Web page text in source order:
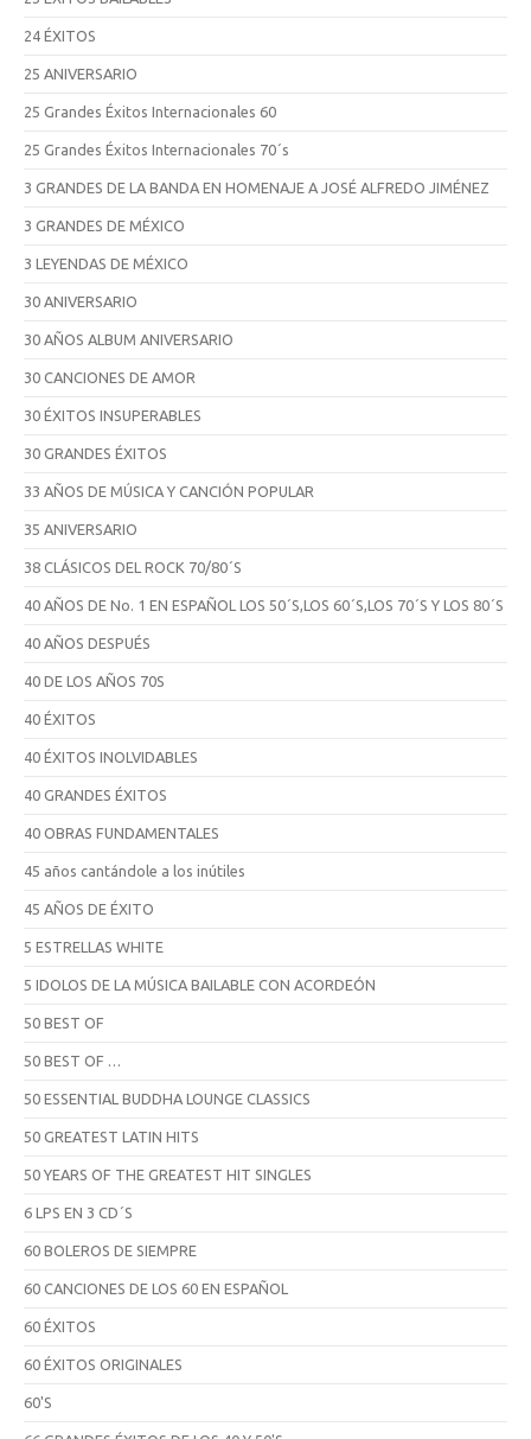
24 ÉXITOS
25 ANIVERSARIO
25 Grandes Éxitos Internacionales 60
25 Grandes Éxitos Internacionales 70´s
3 GRANDES DE LA BANDA EN HOMENAJE A JOSÉ ALFREDO JIMÉNEZ
3 GRANDES DE MÉXICO
3 LEYENDAS DE MÉXICO
30 ANIVERSARIO
30 AÑOS ALBUM ANIVERSARIO
30 CANCIONES DE AMOR
30 ÉXITOS INSUPERABLES
30 GRANDES ÉXITOS
33 AÑOS DE MÚSICA Y CANCIÓN POPULAR
35 ANIVERSARIO
38 CLÁSICOS DEL ROCK 70/80´S
40 AÑOS DE No. 1 EN ESPAÑOL LOS 50´S,LOS 60´S,LOS 70´S Y LOS 80´S
40 AÑOS DESPUÉS
40 DE LOS AÑOS 70S
40 ÉXITOS
40 ÉXITOS INOLVIDABLES
40 GRANDES ÉXITOS
40 OBRAS FUNDAMENTALES
45 años cantándole a los inútiles
45 AÑOS DE ÉXITO
5 ESTRELLAS WHITE
5 IDOLOS DE LA MÚSICA BAILABLE CON ACORDEÓN
50 BEST OF
50 BEST OF …
50 ESSENTIAL BUDDHA LOUNGE CLASSICS
50 GREATEST LATIN HITS
50 YEARS OF THE GREATEST HIT SINGLES
6 LPS EN 3 CD´S
60 BOLEROS DE SIEMPRE
60 CANCIONES DE LOS 60 EN ESPAÑOL
60 ÉXITOS
60 ÉXITOS ORIGINALES
60'S